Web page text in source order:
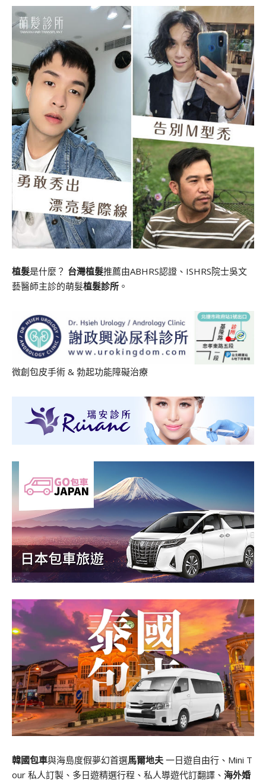
植髮是什麼？ 台灣植髮推薦由ABHRS認證、ISHRS院士吳文
藝醫師主診的萌髮植髮診所 。
微創包皮手術 & 勃起功能障礙治療
韓國包車與海島度假夢幻首選馬爾地夫 一日遊自由行、Mini T
our 私人訂製、多日遊精選行程、私人導遊代訂翻譯、 海外婚